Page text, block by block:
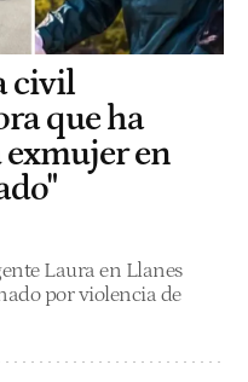
civil
que ha
exmujer en
Laura en Llanes
por violencia de